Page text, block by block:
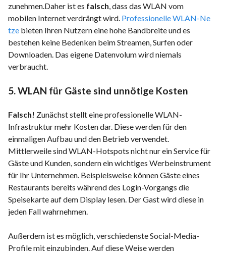
zunehmen.Daher ist es falsch, dass das WLAN vom
mobilen Internet verdrängt wird. Professionelle WLAN-Ne
tze bieten Ihren Nutzern eine hohe Bandbreite und es
bestehen keine Bedenken beim Streamen, Surfen oder
Downloaden. Das eigene Datenvolum wird niemals
verbraucht.
5. WLAN für Gäste sind unnötige Kosten
Falsch! Zunächst stellt eine professionelle WLAN-
Infrastruktur mehr Kosten dar. Diese werden für den
einmaligen Aufbau und den Betrieb verwendet.
Mittlerweile sind WLAN-Hotspots nicht nur ein Service für
Gäste und Kunden, sondern ein wichtiges Werbeinstrument
für Ihr Unternehmen. Beispielsweise können Gäste eines
Restaurants bereits während des Login-Vorgangs die
Speisekarte auf dem Display lesen. Der Gast wird diese in
jeden Fall wahrnehmen.
Außerdem ist es möglich, verschiedenste Social-Media-
Profile mit einzubinden. Auf diese Weise werden